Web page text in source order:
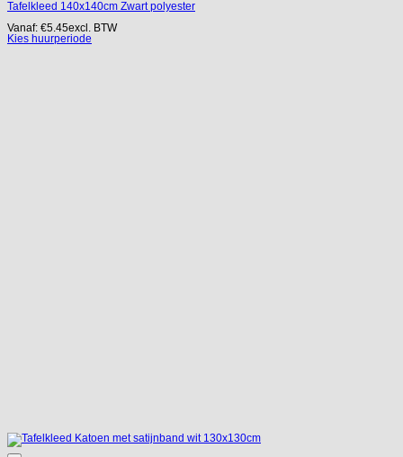
Tafelkleed 140x140cm Zwart polyester
Vanaf: €5.45excl. BTW
Kies huurperiode